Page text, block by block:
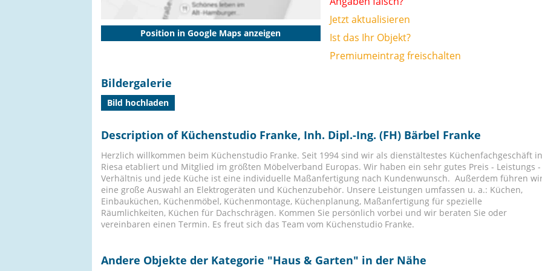
Position in Google Maps anzeigen
Jetzt aktualisieren
Ist das Ihr Objekt?
Premiumeintrag freischalten
Bildergalerie
Bild hochladen
Description of Küchenstudio Franke, Inh. Dipl.-Ing. (FH) Bärbel Franke
Herzlich willkommen beim Küchenstudio Franke. Seit 1994 sind wir als dienstältestes Küchenfachgeschäft in
Riesa etabliert und Mitglied im größten Möbelverband Europas. Wir haben ein sehr gutes Preis - Leistungs -
Verhältnis und jede Küche ist eine individuelle Maßanfertigung nach Kundenwunsch. Außerdem führen
eine große Auswahl an Elektrogeräten und Küchenzubehör. Unsere Leistungen umfassen u. a.: Küchen,
Einbauküchen, Küchenmöbel, Küchenmontage, Küchenplanung, Maßanfertigung für spezielle
Räumlichkeiten, Küchen für Dachschrägen. Kommen Sie persönlich vorbei und wir beraten Sie oder
vereinbaren einen Termin. Es freut sich das Team vom Küchenstudio Franke.
Andere Objekte der Kategorie "Haus & Garten" in der Nähe